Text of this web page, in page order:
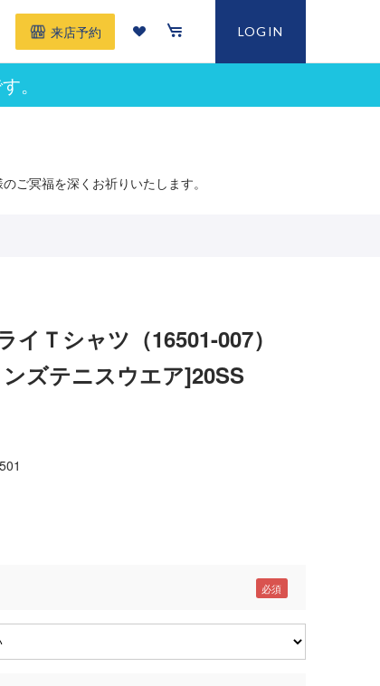
来店予約 LOGIN
。
ご冥福を深くお祈りいたします。
イＴシャツ（16501-007）
ズテニスウエア]20SS